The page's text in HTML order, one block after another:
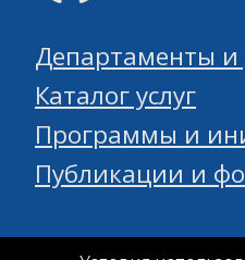
Департаменты и
Каталог услуг
Программы и
Публикации и